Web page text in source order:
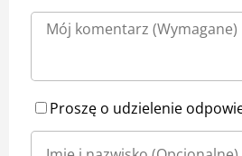
Proszę o udzielenie